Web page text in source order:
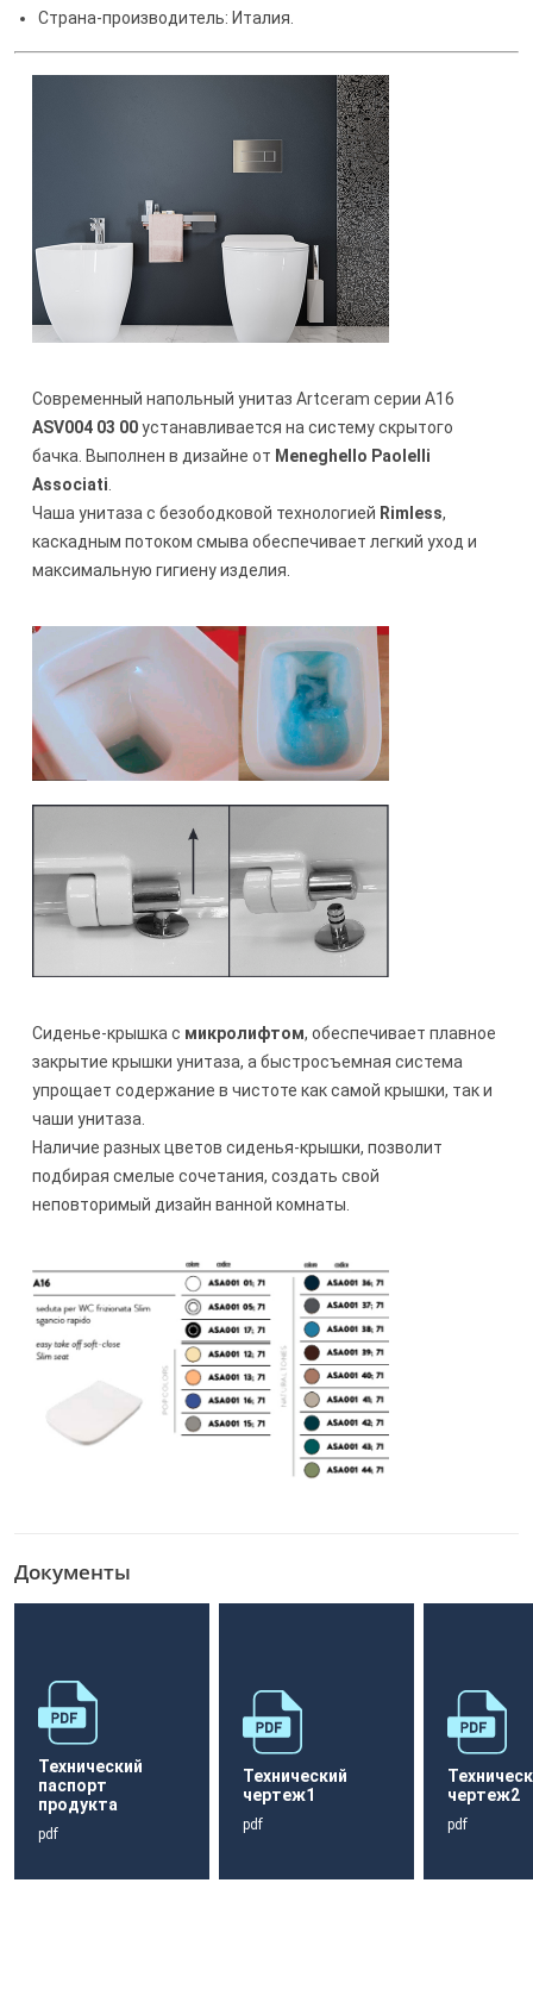
Страна-производитель: Италия.
Современный напольный унитаз Artceram серии A16
ASV004 03 00устанавливается на систему скрытого
бачка. Выполнен в дизайне от Meneghello Paolelli
Associati
Чаша унитаза с безободковой технологией Rimless,
каскадным потоком смыва обеспечивает легкий уход и
максимальную гигиену изделия.
Сиденье-крышка с микролифтом, обеспечивает плавное
закрытие крышки унитаза, а быстросъемная система
упрощает содержание в чистоте как самой крышки, так и
чаши унитаза.
Наличие разных цветов сиденья-крышки, позволит
подбирая смелые сочетания, создать свой
неповторимый дизайн ванной комнаты.
Документы
Технический
паспорт
продукта
pdf
Технический
чертеж1
pdf
чертеж2
pdf